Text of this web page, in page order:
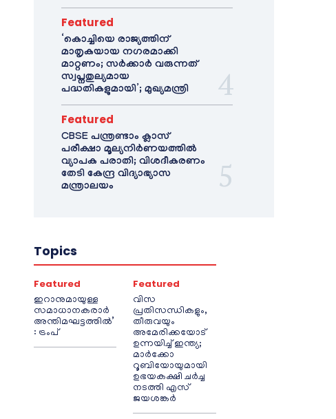
Featured
‘കൊച്ചിയെ രാജ്യത്തിന്
മാതൃകയായ നഗരമാക്കി
മാറ്റണം; സർക്കാർ വരുന്നത്
സ്വപ്നതുല്യമായ
പദ്ധതികളുമായി’; മുഖ്യമന്ത്രി
Featured
CBSE പന്ത്രണ്ടാം ക്ലാസ്
പരീക്ഷാ മൂല്യനിർണയത്തിൽ
വ്യാപക പരാതി; വിശദീകരണം
തേടി കേന്ദ്ര വിദ്യാഭ്യാസ
മന്ത്രാലയം
Topics
Featured
ഇറാനുമായുള്ള
സമാധാനകരാർ
അന്തിമഘട്ടത്തിൽ‌’
: ട്രംപ്
Featured
വിസ
പ്രതിസന്ധികളും,
തീരുവയും
അമേരിക്കയോട്
ഉന്നയിച്ച് ഇന്ത്യ;
മാർക്കോ
റൂബിയോയുമായി
ഉഭയകക്ഷി ചർച്ച
നടത്തി എസ്
ജയശങ്കർ